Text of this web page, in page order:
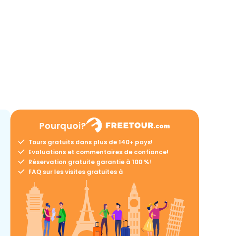
Pourquoi?
Tours gratuits dans plus de 140+ pays!
Evaluations et commentaires de confiance!
Réservation gratuite garantie à 100 %!
FAQ sur les visites gratuites à